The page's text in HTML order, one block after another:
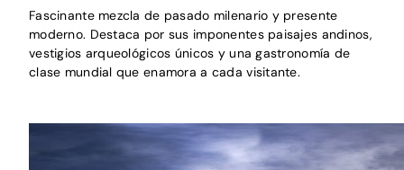
Fascinante mezcla de pasado milenario y presente
moderno. Destaca por sus imponentes paisajes andinos,
vestigios arqueológicos únicos y una gastronomía de
clase mundial que enamora a cada visitante.